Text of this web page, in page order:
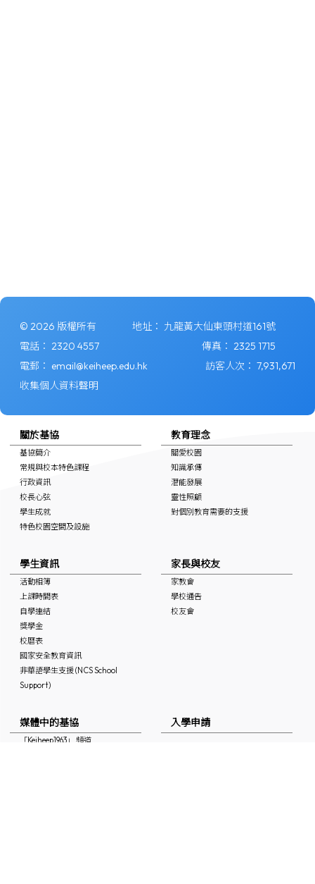
© 2026 版權所有 地址： 九龍黃大仙東頭村道161號
電話： 2320 4557 傳真： 2325 1715
電郵： email@keiheep.edu.hk 訪客人次： 7,931,671
收集個人資料聲明
關於基協
基協簡介
常規與校本特色課程
行政資訊
校長心弦
學生成就
特色校園空間及設施
教育理念
關愛校園
知識承傳
潛能發展
靈性照顧
對個別教育需要的支援
學生資訊
活動相簿
上課時間表
自學連結
獎學金
校曆表
國家安全教育資訊
非華語學生支援 (NCS School
Support)
家長與校友
家教會
學校通告
校友會
媒體中的基協
「Keiheep1963」 頻道
入學申請